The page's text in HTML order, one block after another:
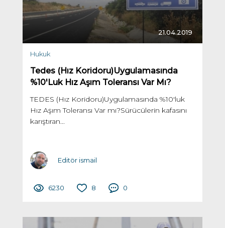
21.04.2019
Hukuk
Tedes (Hız Koridoru)Uygulamasında
%10'Luk Hız Aşım Toleransı Var Mı?
TEDES (Hız Koridoru)Uygulamasında %10'luk
Hız Aşım Toleransı Var mı?Sürücülerin kafasını
karıştıran...
Editör ismail
6230 8 0